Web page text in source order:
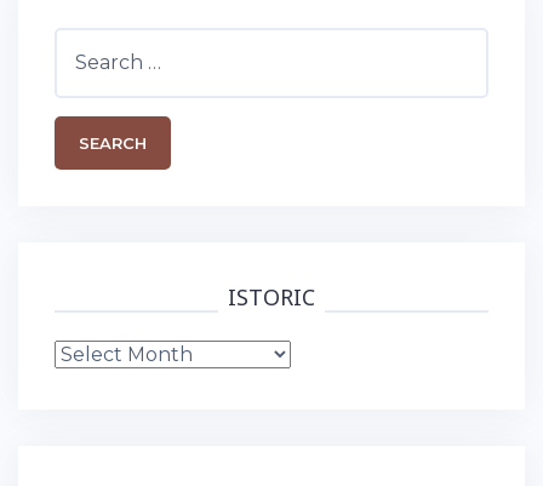
ISTORIC
Istoric